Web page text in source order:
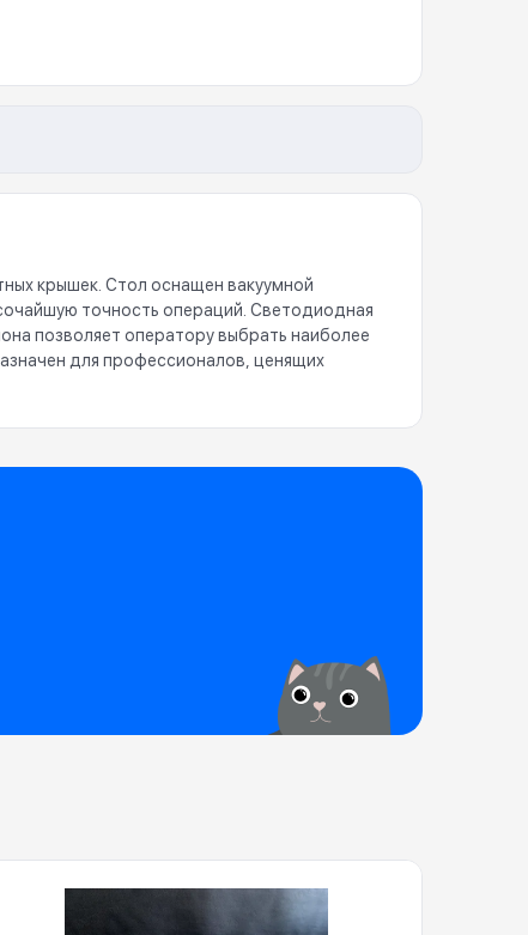
крышек. Стол оснащен вакуумной
точность операций. Светодиодная
позволяет оператору выбрать наиболее
для профессионалов, ценящих